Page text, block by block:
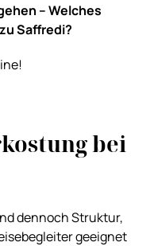
– Welches
Saffredi?
bei
dennoch Struktur,
geeignet